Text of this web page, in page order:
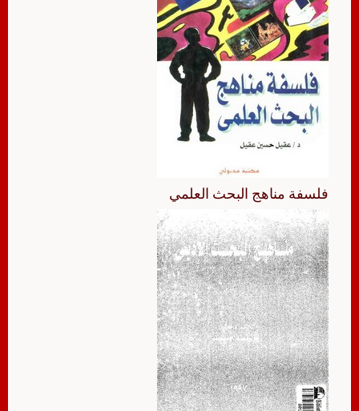
فلسفة مناهج البحث العلمي